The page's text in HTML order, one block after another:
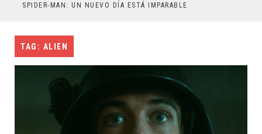
SPIDER-MAN: UN NUEVO DÍA ESTÁ IMPARABLE
TAG: ALIEN